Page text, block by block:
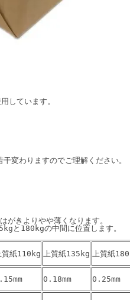
しています。
変わりますのでご理解ください。
きよりやや薄くなります。
と180kgの中間に位置します。
質紙110kg 上質紙135kg 上質紙
0.18mm 0.25mm